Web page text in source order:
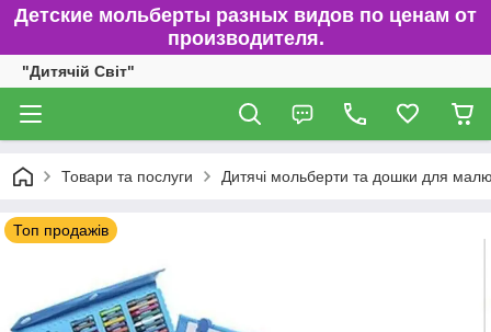
Детские мольберты разных видов по ценам от
производителя.
"Дитячій Світ"
Товари та послуги Дитячі мольберти та дошки для
Топ продажів